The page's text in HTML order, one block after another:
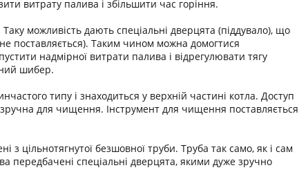
витрату палива і збільшити час горіння.
можливість дають спеціальні дверцята (піддувало), що
поставляється). Таким чином можна домогтися
надмірної витрати палива і відрегулювати тягу
шибер.
типу і знаходиться у верхній частині котла. Доступ
зручна для чищення. Інструмент для чищення поставляється
з цільнотягнутої безшовної труби. Труба так само, як і сам
передбачені спеціальні дверцята, якими дуже зручно